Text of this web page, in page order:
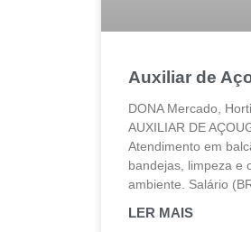
Auxiliar de
DONA Mercado,
AUXILIAR DE
Atendimento em
bandejas, limpeza e
ambiente. Salário
LER MAIS